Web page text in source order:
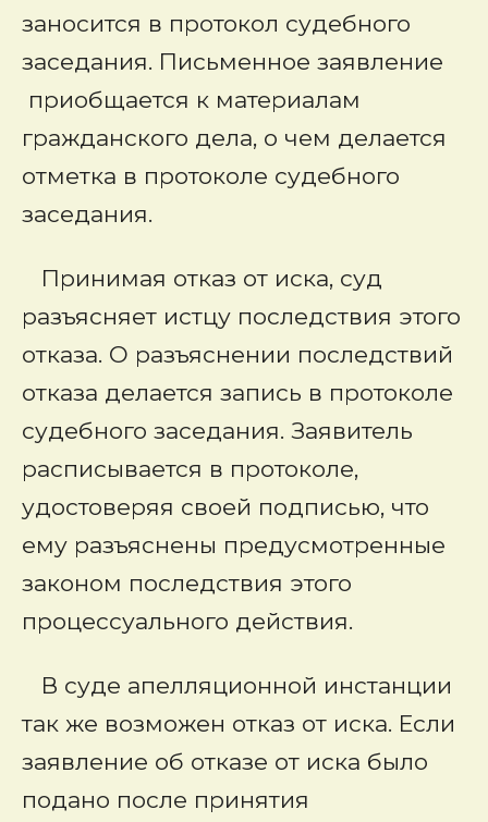
заносится в протокол судебного
заседания. Письменное заявление
приобщается к материалам
гражданского дела, о чем делается
отметка в протоколе судебного
заседания.
Принимая отказ от иска, суд
разъясняет истцу последствия этого
отказа. О разъяснении последствий
отказа делается запись в протоколе
судебного заседания. Заявитель
расписывается в протоколе,
удостоверяя своей подписью, что
ему разъяснены предусмотренные
законом последствия этого
процессуального действия.
В суде апелляционной инстанции
так же возможен отказ от иска. Если
заявление об отказе от иска было
подано после принятия